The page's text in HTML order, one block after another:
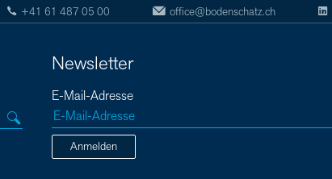
+41 61 487 05 00 office@bodenschatz.ch
Newsletter
E-Mail-Adresse
Anmelden